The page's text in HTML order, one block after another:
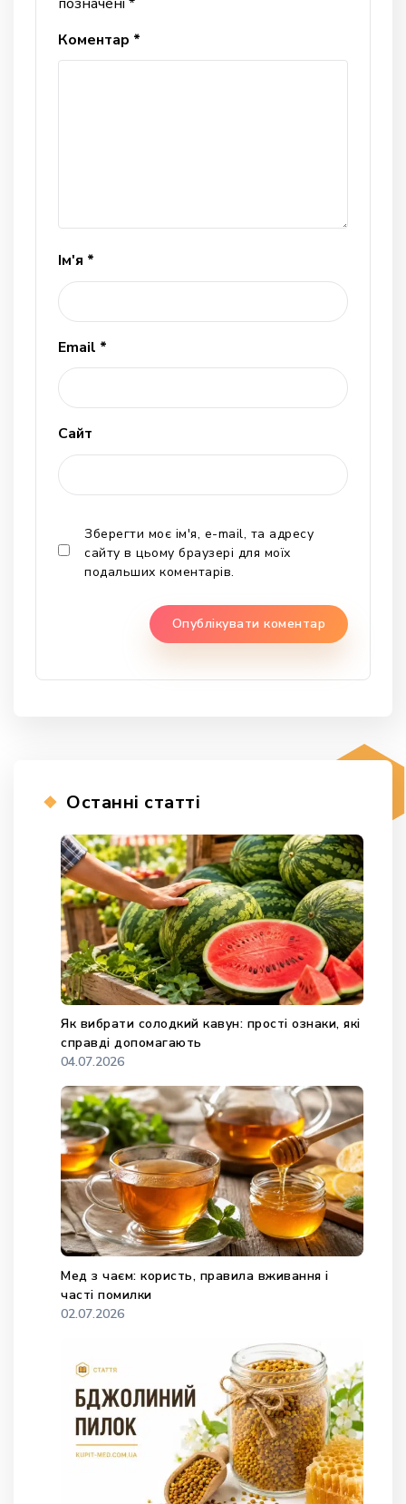
Коментар *
Ім'я *
Email *
Сайт
Зберегти моє ім'я, e-mail, та адресу
сайту в цьому браузері для моїх
подальших коментарів.
Останні статті
Як вибрати солодкий кавун: прості ознаки, які
справді допомагають
04.07.2026
Мед з чаєм: користь, правила вживання і
часті помилки
02.07.2026